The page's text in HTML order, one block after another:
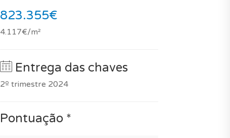
823.355€
4.117€/m²
Entrega das chaves
2º trimestre 2024
Pontuação *